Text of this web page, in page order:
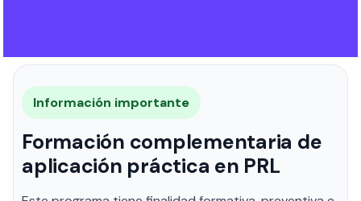
Información importante
Formación complementaria de
aplicación práctica en PRL